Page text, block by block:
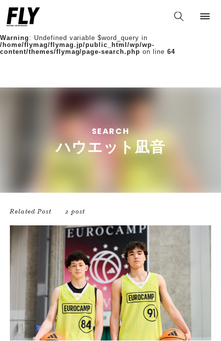
Warning: Undefined variable $words in
/home/flymag/flymag.jp/public_html/wp/wp-
content/themes/flymag/page-search.php
Warning : Undefined variable $word_query in
/home/flymag/flymag.jp/public_html/wp/wp-
content/themes/flymag/page-search.php on line 64
SEARCH
ハウエット凪音
Related Post 2 post